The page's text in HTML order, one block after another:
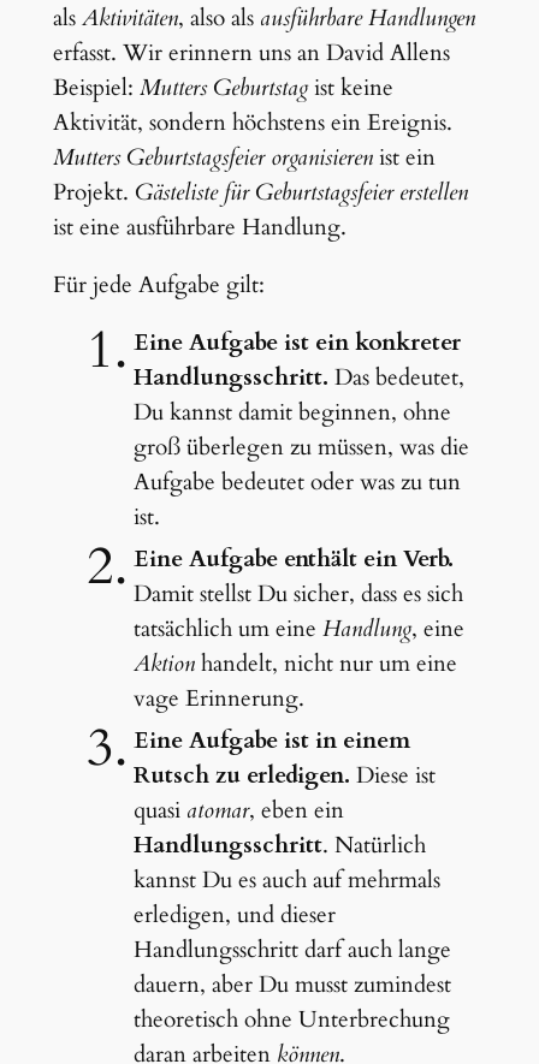
alsAktivitäten, also als ausführbare Handlungen
erfasst. Wir erinnern uns an David Allens
Beispiel: Mutters Geburtstagist keine
Aktivität, sondern höchstens ein Ereignis.
Mutters Geburtstagsfeier organisierenist ein
Projekt. Gästeliste für Geburtstagsfeier erstellen
ist eine ausführbare Handlung.
Für jede Aufgabe gilt:
Eine Aufgabe ist ein konkreter
Handlungsschritt. Das bedeutet,
Du kannst damit beginnen, ohne
groß überlegen zu müssen, was die
Aufgabe bedeutet oder was zu tun
ist.
Eine Aufgabe enthält ein Verb.
Damit stellst Du sicher, dass es sich
tatsächlich um eineHandlung, eine
Aktionhandelt, nicht nur um eine
vage Erinnerung.
Eine Aufgabe ist in einem
Rutsch zu erledigen. Diese ist
quasi atomar, eben ein
Handlungsschritt. Natürlich
kannst Du es auch auf mehrmals
erledigen, und dieser
Handlungsschritt darf auch lange
dauern, aber Du musst zumindest
theoretisch ohne Unterbrechung
daran arbeiten können.